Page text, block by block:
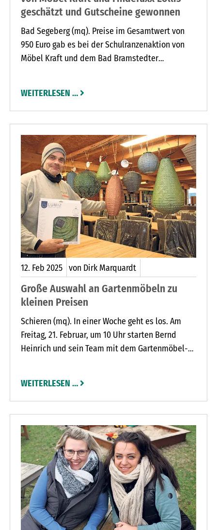
geschätzt und Gutscheine gewonnen
Bad Segeberg (mq). Preise im Gesamtwert von
950 Euro gab es bei der Schulranzenaktion von
Möbel Kraft und dem Bad Bramstedter
Parkplatz von Möbel Kraft ein riesiges Angebot
an Schulranzen und Rucksäcken sowie diverse
Attraktionen.
WEITERLESEN …
12. Feb 2025 von Dirk Marquardt
Große Auswahl an Gartenmöbeln zu
kleinen Preisen
Schieren (mq). In einer Woche geht es los. Am
Freitag, 21. Februar, um 10 Uhr starten Bernd
Heinrich und sein Team mit dem Gartenmöbel-
Gartenmöbel in der Ausstellungshalle zu kaufen.
In den ersten Tagen lohnt es sich besonders,
denn es werden viele günstige Einzelstücke und
Muster abgegeben.
WEITERLESEN …